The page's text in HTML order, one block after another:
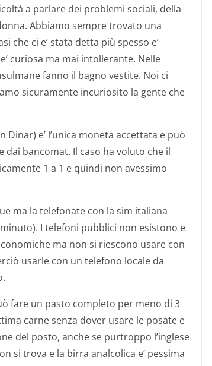
a parlare dei problemi sociali, della
Abbiamo sempre trovato una
che ci e’ stata detta più spesso e’
curiosa ma mai intollerante. Nelle
fanno il bagno vestite. Noi ci
sicuramente incuriosito la gente che
Dinar) e’ l’unica moneta accettata e può
dai bancomat. Il caso ha voluto che il
1 a 1 e quindi non avessimo
ma la telefonate con la sim italiana
I telefoni pubblici non esistono e
ma non si riescono usare con
usarle con un telefono locale da
fare un pasto completo per meno di 3
carne senza dover usare le posate e
del posto, anche se purtroppo l’inglese
si trova e la birra analcolica e’ pessima